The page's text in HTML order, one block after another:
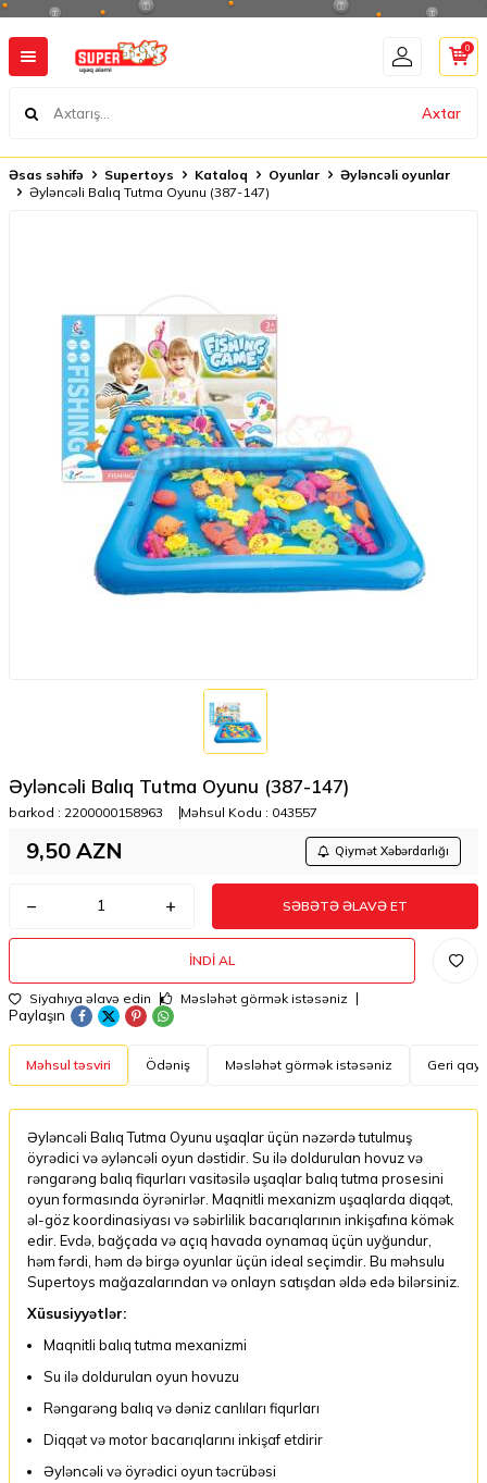
Axtar
0
Əsas səhifə Supertoys Kataloq Oyunlar
Əyləncəli oyunlar
Əyləncəli Balıq Tutma Oyunu (387-147)
Əyləncəli Balıq Tutma Oyunu (387-147)
barkod : 2200000158963 Məhsul Kodu : 043557
9,50 AZN Qiymət Xəbərdarlığı
SƏBƏTƏ ƏLAVƏ ET
İNDI AL
Siyahıya əlavə edin Məsləhət görmək istəsəniz
Paylaşın
Məhsul təsviri Ödəniş Məsləhət görmək istəsəniz Geri
Əyləncəli Balıq Tutma Oyunu uşaqlar üçün nəzərdə tutulmuş
öyrədici və əyləncəli oyun dəstidir. Su ilə doldurulan hovuz və
rəngarəng balıq fiqurları vasitəsilə uşaqlar balıq tutma prosesini
oyun formasında öyrənirlər. Maqnitli mexanizm uşaqlarda diqqət,
əl-göz koordinasiyası və səbirlilik bacarıqlarının inkişafına kömək
edir. Evdə, bağçada və açıq havada oynamaq üçün uyğundur,
həm fərdi, həm də birgə oyunlar üçün ideal seçimdir. Bu məhsulu
Supertoys mağazalarından və onlayn satışdan əldə edə bilərsiniz.
Xüsusiyyətlər:
Maqnitli balıq tutma mexanizmi
Su ilə doldurulan oyun hovuzu
Rəngarəng balıq və dəniz canlıları fiqurları
Diqqət və motor bacarıqlarını inkişaf etdirir
Əyləncəli və öyrədici oyun təcrübəsi